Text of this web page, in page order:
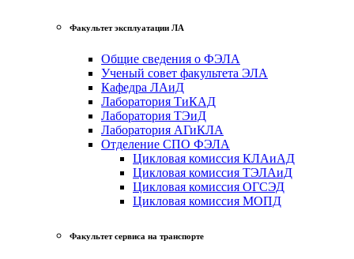
Факультет эксплуатации ЛА
Общие сведения о ФЭЛА
Ученый совет факультета ЭЛА
Кафедра ЛАиД
Лаборатория ТиКАД
Лаборатория ТЭиД
Лаборатория АГиКЛА
Отделение СПО ФЭЛА
Цикловая комиссия КЛАиАД
Цикловая комиссия ТЭЛАиД
Цикловая комиссия ОГСЭД
Цикловая комиссия МОПД
Факультет сервиса на транспорте